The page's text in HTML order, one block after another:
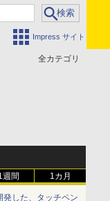
Impress サイト
全カテゴリ
週間 1カ月
発した、タッチペン